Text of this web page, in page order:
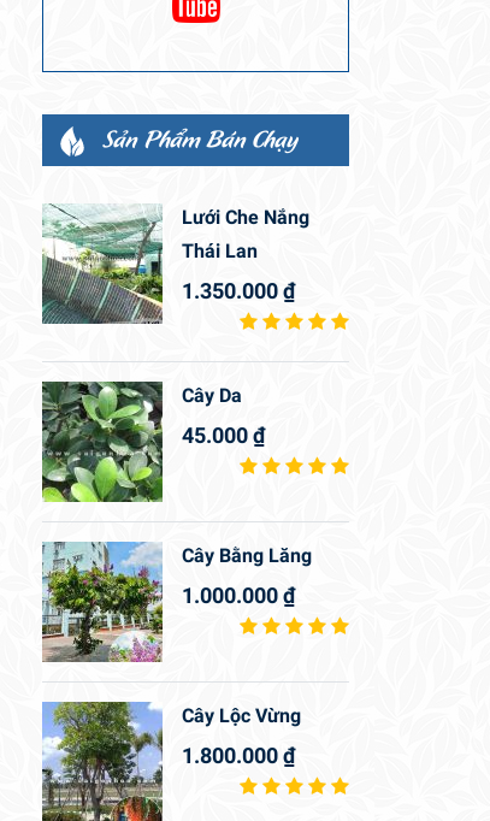
Sản Phẩm Bán Chạy
Lưới Che Nắng
Thái Lan
1.350.000₫
Cây Da
45.000₫
Cây Bằng Lăng
1.000.000₫
Cây Lộc Vừng
1.800.000₫